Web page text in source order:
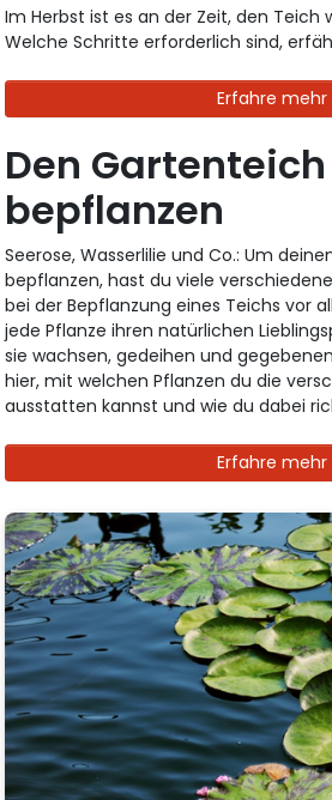
Im Herbst ist es an der Zeit, den
Welche Schritte erforderlich sind,
Erfahre mehr
Den Gartenteich
bepflanzen
Seerose, Wasserlilie und Co.: Um
bepflanzen, hast du viele
bei der Bepflanzung eines Teichs vor
jede Pflanze ihren natürlichen
sie wachsen, gedeihen und
hier, mit welchen Pflanzen du die
ausstatten kannst und wie du dabei
Erfahre mehr